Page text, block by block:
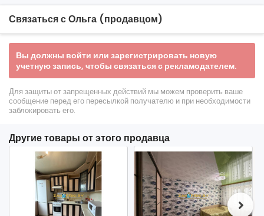
Связаться с Ольга (продавцом)
Вы должны войти или зарегистрировать новую
учетную запись, чтобы связаться с рекламодателем.
Для защиты от запрещенных действий мы можем проверить ваше
сообщение перед его пересылкой получателю и при необходимости
заблокировать его.
Другие товары от этого продавца